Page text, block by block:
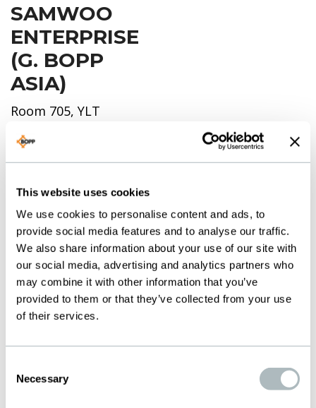
This website uses cookies
We use cookies to personalise content and ads, to
provide social media features and to analyse our traffic.
We also share information about your use of our site with
our social media, advertising and analytics partners who
may combine it with other information that you’ve
provided to them or that they’ve collected from your use
of their services.
Selection
Necessary
SAMWOO
ENTERPRISE
(G. BOPP
ASIA)
Room 705, YLT
110-8 Donghuan 1 RD
Longhua District
Shenzhen City
Guangdong, China
Telefon: +86 139 1736
9042
boppasia@bopp.com
KONTAKTFORMULAR
KONTAKTE VOR